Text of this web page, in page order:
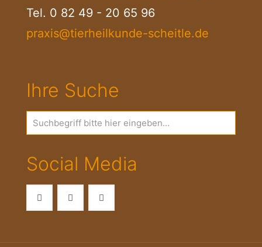
Tel. 0 82 49 - 20 65 96
praxis@tierheilkunde-scheitle.de
Ihre Suche
Social Media